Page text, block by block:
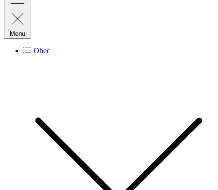
Menu
Obec